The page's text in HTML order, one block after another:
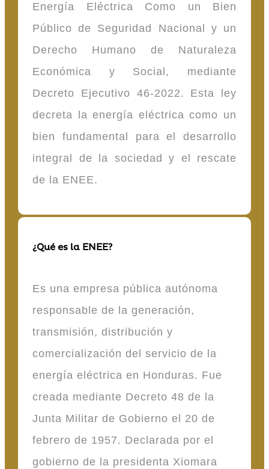
Energía Eléctrica Como un Bien
Público de Seguridad Nacional y un
Derecho Humano de Naturaleza
Económica y Social, mediante
Decreto Ejecutivo 46-2022. Esta ley
decreta la energía eléctrica como un
bien fundamental para el desarrollo
integral de la sociedad y el rescate
de la ENEE.
¿Qué es la ENEE?
Es una empresa pública autónoma
responsable de la generación,
transmisión, distribución y
comercialización del servicio de la
energía eléctrica en Honduras. Fue
creada mediante Decreto 48 de la
Junta Militar de Gobierno el 20 de
febrero de 1957. Declarada por el
gobierno de la presidenta Xiomara